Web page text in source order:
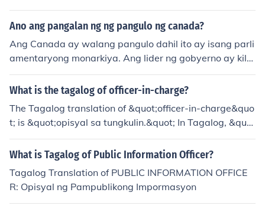
nggaling puwersang Britanya, Pransiya, at Tsina. Ito ay
nagresulta sa pagbubukas ng limang pahalang na lung
agiging opisyal na pantautal na mga araw ng imperyal
ismo sa Tsina.
Ano ang pangalan ng ng pangulo ng canada?
Ang Canada ay walang pangulo dahil ito ay isang parli
amentaryong monarkiya. Ang lider ng gobyerno ay kilal
a bilang Punong Ministro, at noong 2023, ang Punong
Ministro ng Canada ay si Justin Trudeau. Ang opisyal n
Hari Charles III.
What is the tagalog of officer-in-charge?
The Tagalog translation of &quot;officer-in-charge&quo
t; is &quot;opisyal sa tungkulin.&quot; In Tagalog, &quo
t;opisyal&quot; means officer, and &quot;sa tungkulin&
quot; means in charge. Therefore, when combined, &qu
ncept of an officer-in-charge in Tagalog.
What is Tagalog of Public Information Officer?
Tagalog Translation of PUBLIC INFORMATION OFFICE
R: Opisyal ng Pampublikong Impormasyon